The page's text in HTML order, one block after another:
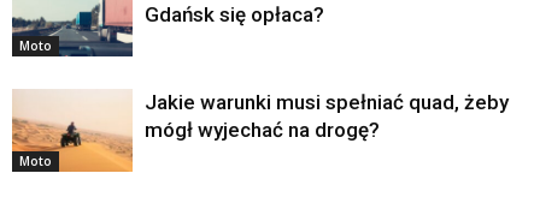
Moto
Gdańsk się opłaca?
Moto
Jakie warunki musi spełniać quad, żeby
mógł wyjechać na drogę?